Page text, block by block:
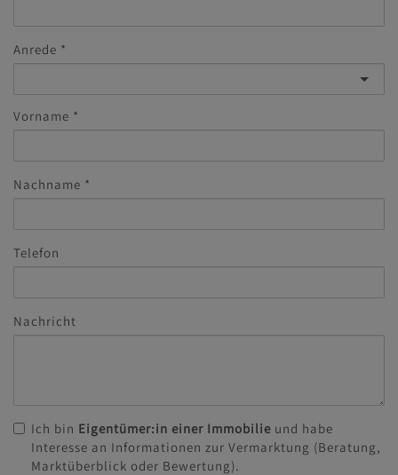
Anrede
Vorname
Nachname
Telefon
Nachricht
Ich bin Eigentümer:in einer Immobilie und habe
Interesse an Informationen zur Vermarktung (Beratung,
Marktüberblick oder Bewertung).